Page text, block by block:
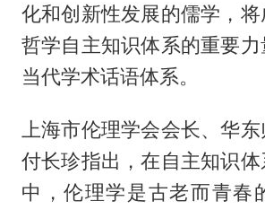
化和创新性发展的儒学，
哲学自主知识体系的重要力
当代学术话语体系。
上海市伦理学会会长、华
付长珍指出，在自主知识
中，伦理学是古老而青春